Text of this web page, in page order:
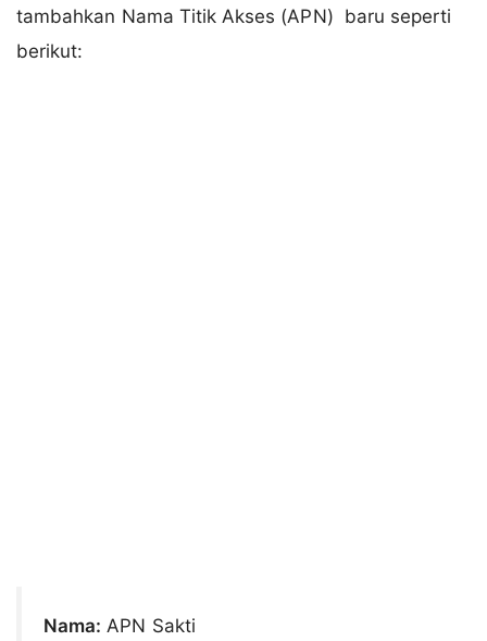
tambahkan Nama Titik Akses (APN) baru seperti
berikut:
Nama: APN Sakti